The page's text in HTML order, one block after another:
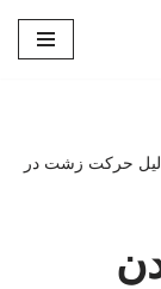
دلیل حرکت زشت در